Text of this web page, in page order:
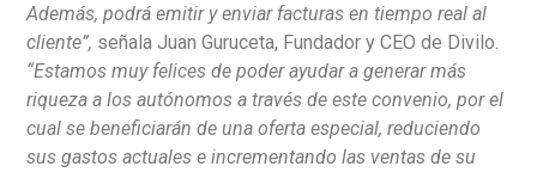
Además, podrá emitir y enviar facturas en tiempo real al
cliente”, señala Juan Guruceta, Fundador y CEO de Divilo.
“Estamos muy felices de poder ayudar a generar más
riqueza a los autónomos a través de este convenio, por el
cual se beneficiarán de una oferta especial, reduciendo
sus gastos actuales e incrementando las ventas de su